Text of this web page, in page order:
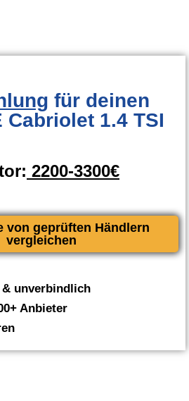
für deinen
Cabriolet 1.4 TSI
2200-3300€
von geprüften Händlern
vergleichen
& unverbindlich
Anbieter